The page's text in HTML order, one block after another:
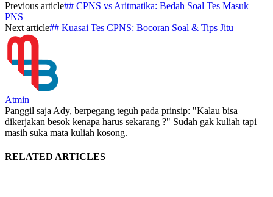
Previous article## CPNS vs Aritmatika: Bedah Soal Tes Masuk
PNS
Next article## Kuasai Tes CPNS: Bocoran Soal & Tips Jitu
Atmin
Panggil saja Ady, berpegang teguh pada prinsip: "Kalau bisa
dikerjakan besok kenapa harus sekarang ?" Sudah gak kuliah tapi
masih suka mata kuliah kosong.
RELATED ARTICLES